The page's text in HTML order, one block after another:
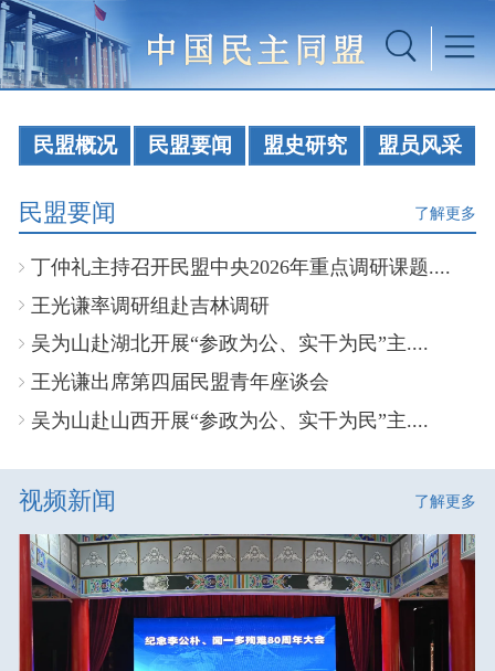
民盟概况 民盟要闻 盟史研究 盟员风采
民盟要闻 了解更多
丁仲礼主持召开民盟中央2026年重点调研课题....
王光谦率调研组赴吉林调研
吴为山赴湖北开展“参政为公、实干为民”主....
王光谦出席第四届民盟青年座谈会
吴为山赴山西开展“参政为公、实干为民”主....
视频新闻 了解更多